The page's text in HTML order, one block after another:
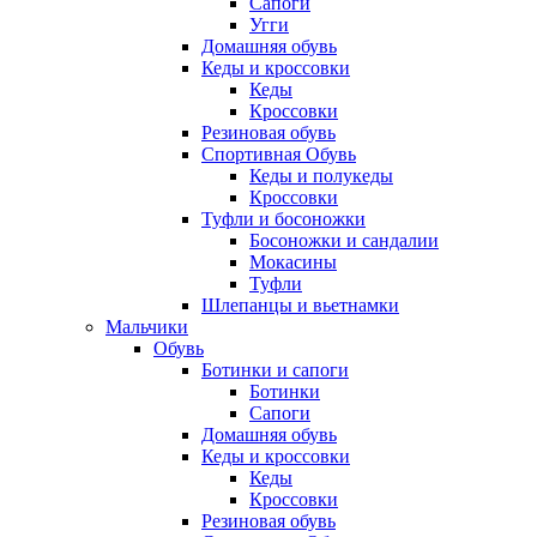
Угги
Домашняя обувь
Кеды и кроссовки
Кеды
Кроссовки
Резиновая обувь
Спортивная Обувь
Кеды и полукеды
Кроссовки
Туфли и босоножки
Босоножки и сандалии
Мокасины
Туфли
Шлепанцы и вьетнамки
Мальчики
Обувь
Ботинки и сапоги
Ботинки
Сапоги
Домашняя обувь
Кеды и кроссовки
Кеды
Кроссовки
Резиновая обувь